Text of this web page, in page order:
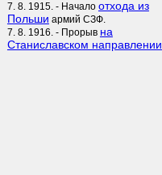
7. 8. 1915. - Начало отхода из
Польши армий СЗФ.
7. 8. 1916. - Прорыв на
Станиславском направлении